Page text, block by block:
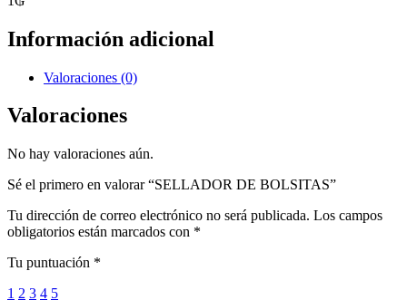
Información adicional
Valoraciones (0)
Valoraciones
No hay valoraciones aún.
Sé el primero en valorar “SELLADOR DE BOLSITAS”
Tu dirección de correo electrónico no será publicada. Los campos
obligatorios están marcados con *
Tu puntuación *
1 2 3 4 5